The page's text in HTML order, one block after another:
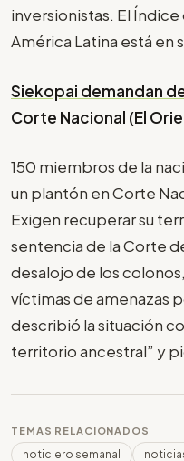
inversionistas. El
América Latina está en
Siekopai demandan
Corte Nacional (El
150 miembros de la
un plantón en Corte
Exigen recuperar su
sentencia de la Corte
desalojo de los
víctimas de amenazas
describió la situación
territorio ancestral” y
TEMAS RELACIONADOS
noticiero semanal